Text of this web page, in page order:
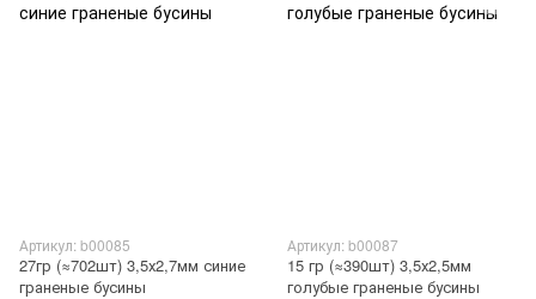
Артикул: b00085
27гр (≈702шт) 3,5х2,7мм синие
граненые бусины
Артикул: b00087
15 гр (≈390шт) 3,5х2,5мм
голубые граненые бусины